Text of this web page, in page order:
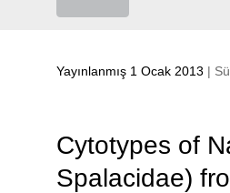
Yayınlanmış 1 Ocak 2013 |
Cytotypes of
Spalacidae)